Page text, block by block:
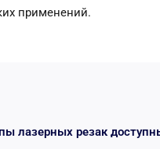
применений.
лазерных резак